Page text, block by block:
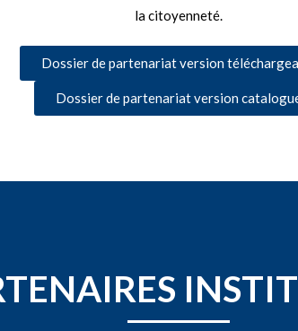
la citoyenneté.
Dossier de partenariat version
Dossier de partenariat version